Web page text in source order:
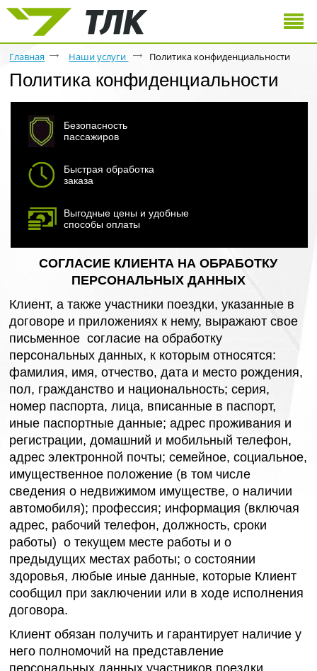
Главная Наши услуги Политика конфиденциальности
Политика конфиденциальности
Безопасность
пассажиров
Быстрая обработка
заказа
Выгодные цены и удобные
способы оплаты
СОГЛАСИЕ КЛИЕНТА НА ОБРАБОТКУ
ПЕРСОНАЛЬНЫХ ДАННЫХ
Клиент, а также участники поездки, указанные в
договоре и приложениях к нему, выражают свое
письменное согласие на обработку
персональных данных, к которым относятся:
фамилия, имя, отчество, дата и место рождения,
пол, гражданство и национальность; серия,
номер паспорта, лица, вписанные в паспорт,
иные паспортные данные; адрес проживания и
регистрации, домашний и мобильный телефон,
адрес электронной почты; семейное, социальное,
имущественное положение (в том числе
сведения о недвижимом имуществе, о наличии
автомобиля); профессия; информация (включая
адрес, рабочий телефон, должность, сроки
работы) о текущем месте работы и о
предыдущих местах работы; о состоянии
здоровья, любые иные данные, которые Клиент
сообщил при заключении или в ходе исполнения
договора.
Клиент обязан получить и гарантирует наличие у
него полномочий на представление
персональных данных участников поездки,